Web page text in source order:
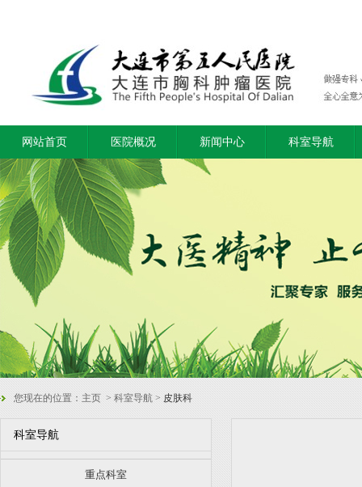
网站首页 医院概况 新闻中心 科室导航
您现在的位置： 主页 > 科室导航 > 皮肤科
科室导航
重点科室